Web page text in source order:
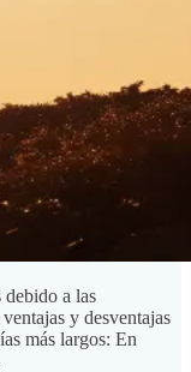
debido a las
y desventajas
más largos: En